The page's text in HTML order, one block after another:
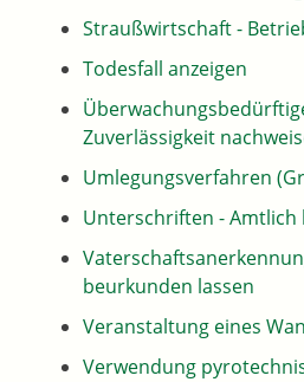
Straußwirtschaft -
Todesfall anzeigen
Zuverlässigkeit
Umlegungsverfahren
Unterschriften - Amtlich
beurkunden lassen
Veranstaltung eines
Verwendung